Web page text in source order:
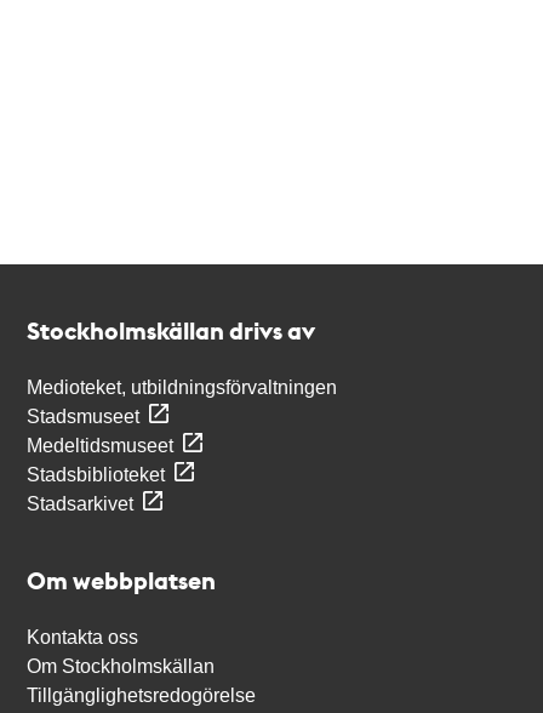
Stockholmskällan drivs av
Medioteket, utbildningsförvaltningen
Stadsmuseet
Medeltidsmuseet
Stadsbiblioteket
Stadsarkivet
Om webbplatsen
Kontakta oss
Om Stockholmskällan
Tillgänglighetsredogörelse